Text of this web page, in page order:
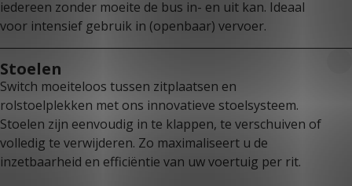
iedereen zonder moeite de bus in- en uit kan. Ideaal
voor intensief gebruik in (openbaar) vervoer.
Stoelen
Switch moeiteloos tussen zitplaatsen en
rolstoelplekken met ons innovatieve stoelsysteem.
Stoelen zijn eenvoudig in te klappen, te verschuiven of
volledig te verwijderen. Zo maximaliseert u de
inzetbaarheid en efficiëntie van uw voertuig per rit.